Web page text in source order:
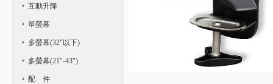
互動升降
單螢幕
多螢幕(32"以下)
多螢幕(21"-43")
配 件